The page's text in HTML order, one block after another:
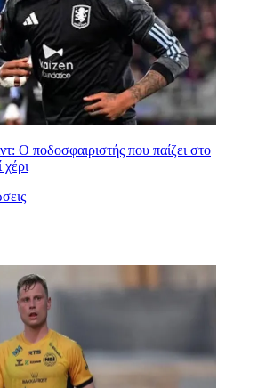
Ο ποδοσφαιριστής που παίζει στο